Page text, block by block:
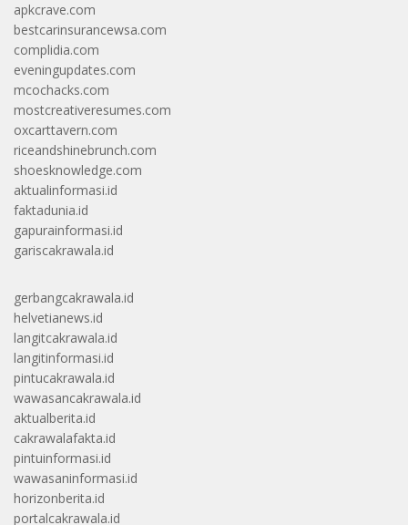
apkcrave.com
bestcarinsurancewsa.com
complidia.com
eveningupdates.com
mcochacks.com
mostcreativeresumes.com
oxcarttavern.com
riceandshinebrunch.com
shoesknowledge.com
aktualinformasi.id
faktadunia.id
gapurainformasi.id
gariscakrawala.id
gerbangcakrawala.id
helvetianews.id
langitcakrawala.id
langitinformasi.id
pintucakrawala.id
wawasancakrawala.id
aktualberita.id
cakrawalafakta.id
pintuinformasi.id
wawasaninformasi.id
horizonberita.id
portalcakrawala.id